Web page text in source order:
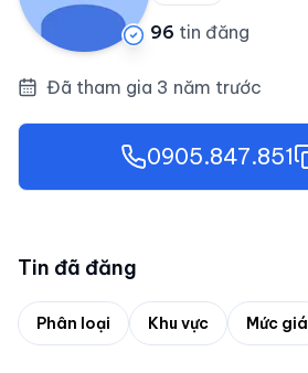
96 tin đăng
Đã tham gia 3 năm trước
0905.847.851
Tin đã đăng
Phân loại Khu vực Mức giá